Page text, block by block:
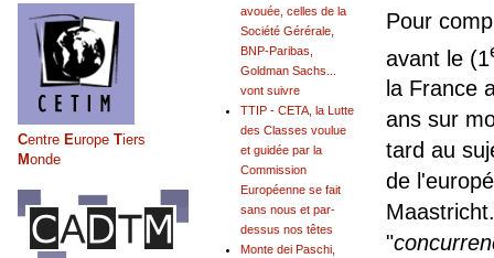
Pour
avant le (1
la France
ans sur
tard au
de
"
avouée, celles de la
Société Gérérale,
BNP-Paribas,
Goldman Sachs...
vont suivre
TTIP - CETA, la Lutte
des Classes voulue
et guidée par la
Commission
Européenne se fait
sans nous et par-
dessus nos têtes
Monte dei Paschi,
Centre Europe Tiers
Monde